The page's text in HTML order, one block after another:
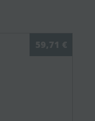
59,71 €